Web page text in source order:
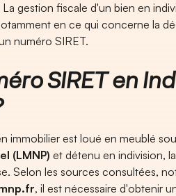
La gestion fiscale d'un bien en
en ce qui concerne la
numéro SIRET.
SIRET en
immobilier est loué en meublé
(LMNP) et détenu en indivision,
Selon les sources consultées,
, il est nécessaire d'obtenir